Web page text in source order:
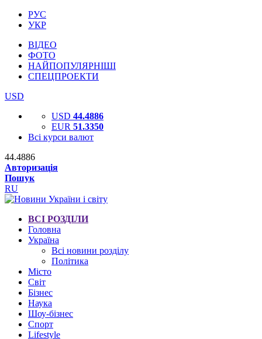
РУС
УКР
ВІДЕО
ФОТО
НАЙПОПУЛЯРНІШІ
СПЕЦПРОЕКТИ
USD
USD 44.4886
EUR 51.3350
Всі курси валют
44.4886
Авторизація
Пошук
RU
ВСІ РОЗДІЛИ
Головна
Україна
Всі новини розділу
Політика
Місто
Світ
Бізнес
Наука
Шоу-бізнес
Спорт
Lifestyle